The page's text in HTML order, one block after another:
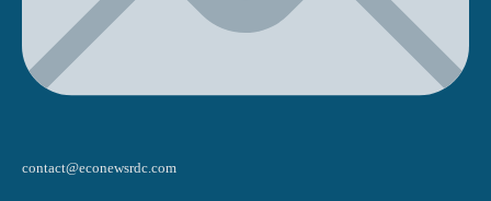
contact@econewsrdc.com